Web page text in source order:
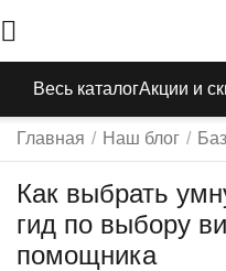
Весь каталогАкции и
Главная / Наш блог /
Как выбрать
гид по выбору
помощника